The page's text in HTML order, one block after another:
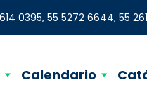
0395, 55 5272 6644, 55
Calendario